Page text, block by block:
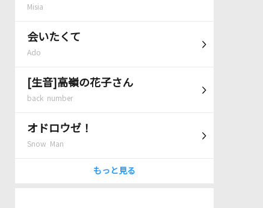
Misia
会いたくて
Ado
[生音]高嶺の花子さん
back number
オドロウゼ！
Snow Man
もっと見る